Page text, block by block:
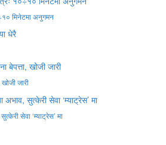
मिनेटमा अनुगमन
जारी
सेवा ‘म्याट्रेस’ मा